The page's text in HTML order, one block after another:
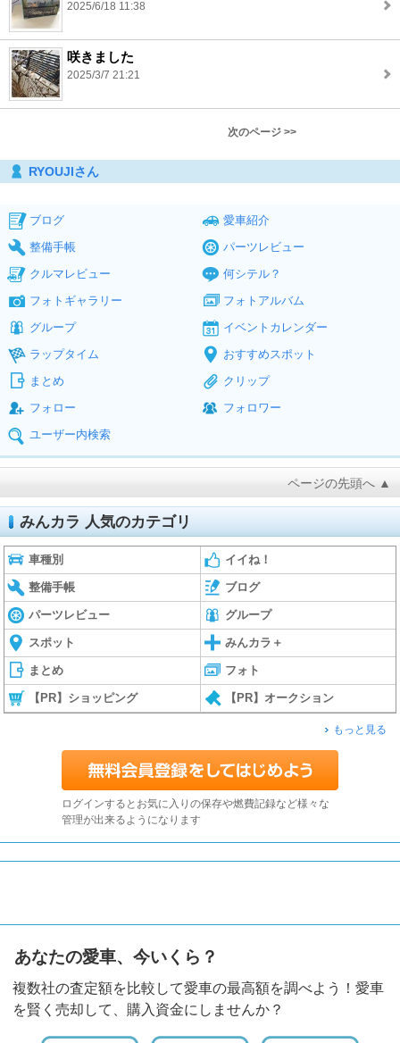
2025/6/18 11:38
咲きました
2025/3/7 21:21
次のページ >>
RYOUJIさん
ブログ
愛車紹介
整備手帳
パーツレビュー
クルマレビュー
何シテル？
フォトギャラリー
フォトアルバム
グループ
イベントカレンダー
ラップタイム
おすすめスポット
まとめ
クリップ
フォロー
フォロワー
ユーザー内検索
ページの先頭へ ▲
みんカラ 人気のカテゴリ
車種別 イイね！
整備手帳 ブログ
パーツレビュー グループ
スポット みんカラ＋
まとめ フォト
【PR】ショッピング 【PR】オークション
もっと見る
ログインするとお気に入りの保存や燃費記録など様々な
管理が出来るようになります
あなたの愛車、今いくら？
複数社の査定額を比較して愛車の最高額を調べよう！愛車
を賢く売却して、購入資金にしませんか？